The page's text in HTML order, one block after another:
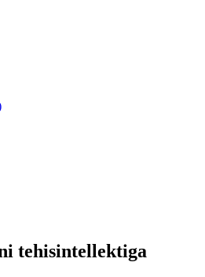
tehisintellektiga